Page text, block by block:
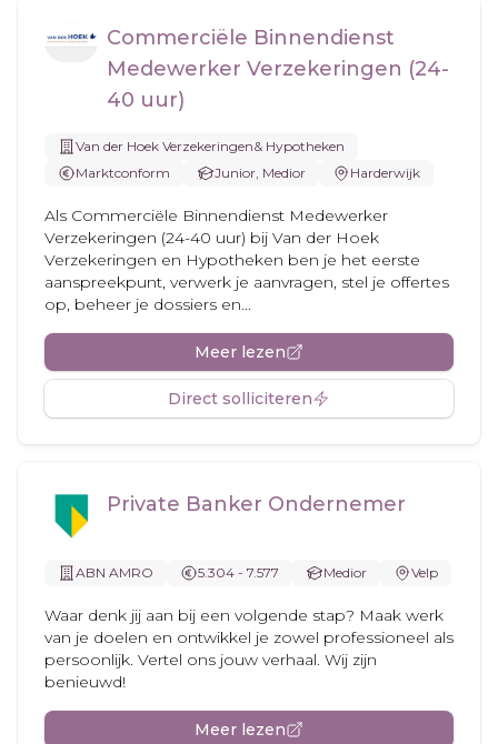
Commerciële Binnendienst
Medewerker Verzekeringen (24-
40 uur)
Van der Hoek Verzekeringen& Hypotheken
Marktconform
Junior, Medior Harderwijk
Als Commerciële Binnendienst Medewerker
Verzekeringen (24-40 uur) bij Van der Hoek
Verzekeringen en Hypotheken ben je het eerste
aanspreekpunt, verwerk je aanvragen, stel je offertes
op, beheer je dossiers en...
Meer lezen
Direct solliciteren
Private Banker Ondernemer
ABN AMRO 5.304 - 7.577 Medior Velp
Waar denk jij aan bij een volgende stap? Maak werk
van je doelen en ontwikkel je zowel professioneel als
persoonlijk. Vertel ons jouw verhaal. Wij zijn
benieuwd!
Meer lezen